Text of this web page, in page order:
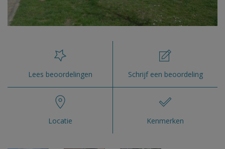
Lees beoordelingen Schrijf een beoordeling
Locatie Kenmerken